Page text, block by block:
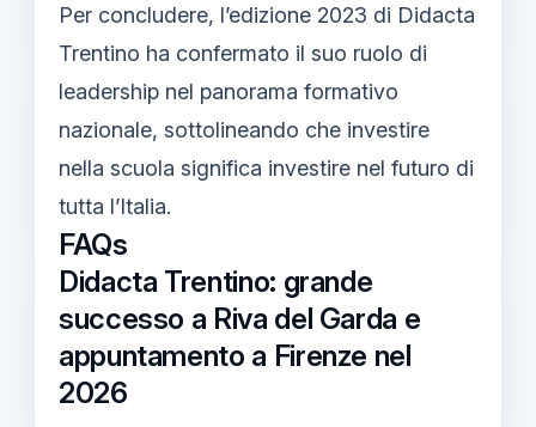
Per concludere, l’edizione 2023 di Didacta
Trentino ha confermato il suo ruolo di
leadership nel panorama formativo
nazionale, sottolineando che investire
nella scuola significa investire nel futuro di
tutta l’Italia.
FAQs
Didacta Trentino: grande
successo a Riva del Garda e
appuntamento a Firenze nel
2026